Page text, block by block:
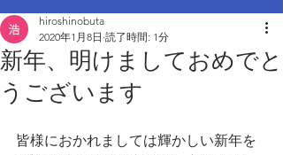
新年、明けましておめでと
うございます
hiroshinobuta
2020年1月8日 読了時間: 1分
皆様におかれましては輝かしい新年を